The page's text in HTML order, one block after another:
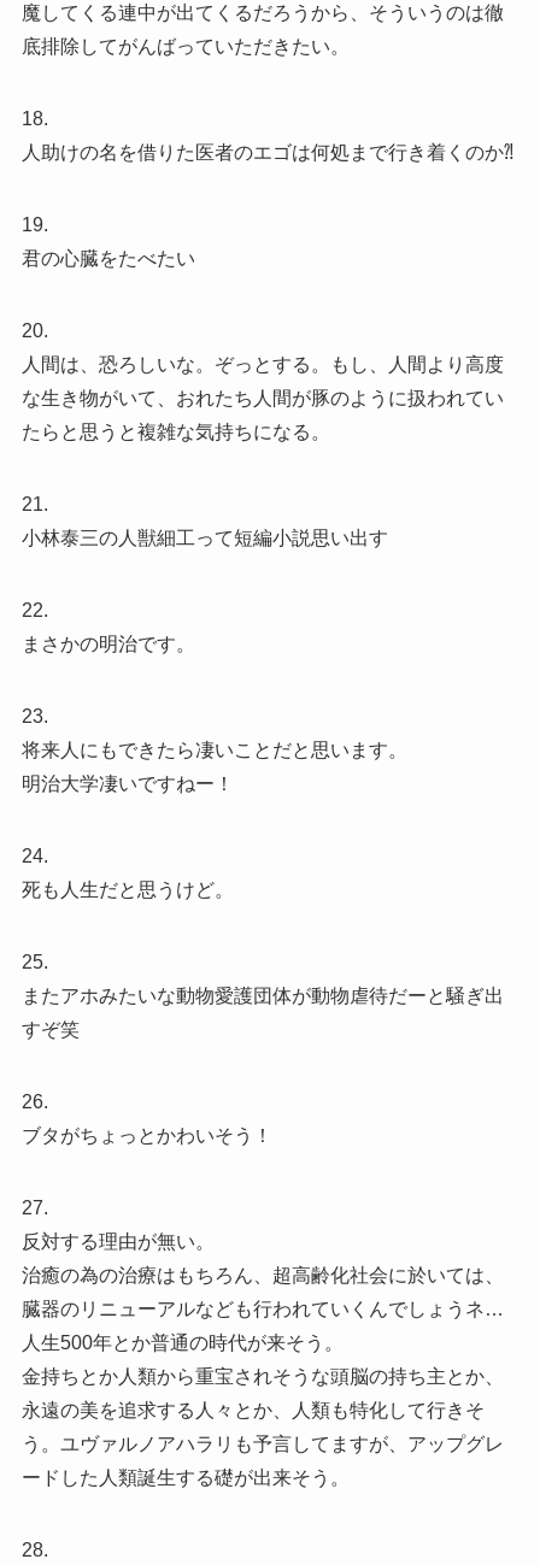
魔してくる連中が出てくるだろうから、そういうのは徹
底排除してがんばっていただきたい。
18.
人助けの名を借りた医者のエゴは何処まで行き着くのか⁈
19.
君の心臓をたべたい
20.
人間は、恐ろしいな。ぞっとする。もし、人間より高度
な生き物がいて、おれたち人間が豚のように扱われてい
たらと思うと複雑な気持ちになる。
21.
小林泰三の人獣細工って短編小説思い出す
22.
まさかの明治です。
23.
将来人にもできたら凄いことだと思います。
明治大学凄いですねー！
24.
死も人生だと思うけど。
25.
またアホみたいな動物愛護団体が動物虐待だーと騒ぎ出
すぞ笑
26.
ブタがちょっとかわいそう！
27.
反対する理由が無い。
治癒の為の治療はもちろん、超高齢化社会に於いては、
臓器のリニューアルなども行われていくんでしょうネ…
人生500年とか普通の時代が来そう。
金持ちとか人類から重宝されそうな頭脳の持ち主とか、
永遠の美を追求する人々とか、人類も特化して行きそ
う。ユヴァルノアハラリも予言してますが、アップグレ
ードした人類誕生する礎が出来そう。
28.